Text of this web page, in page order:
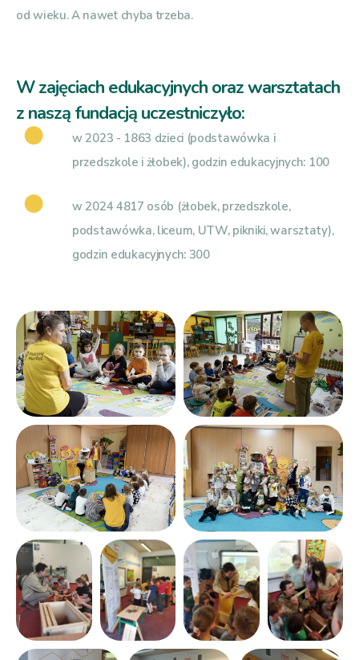
od wieku. A nawet chyba trzeba.
W zajęciach edukacyjnych oraz warsztatach
z naszą fundacją uczestniczyło:
w 2023 - 1863 dzieci (podstawówka i
przedszkole i żłobek), godzin edukacyjnych: 100
w 2024 4817 osób (żłobek, przedszkole,
podstawówka, liceum, UTW, pikniki, warsztaty),
godzin edukacyjnych: 300